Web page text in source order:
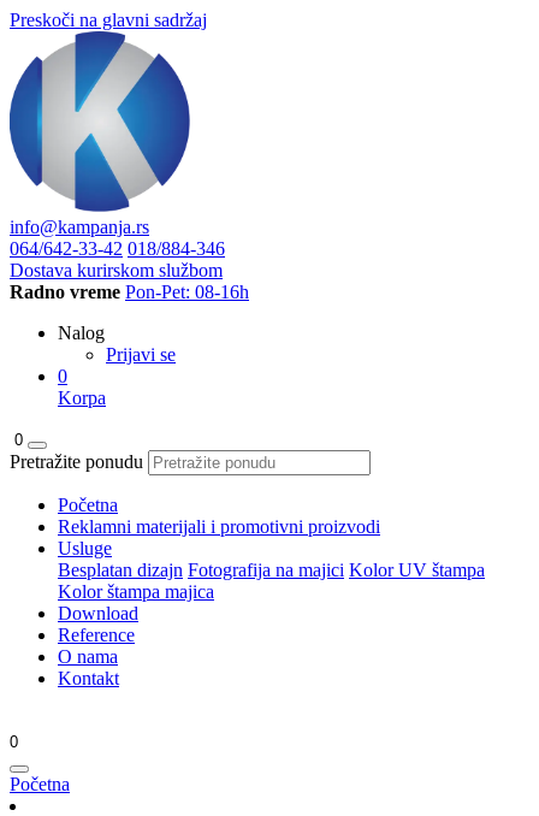
Preskoči na glavni sadržaj
info@kampanja.rs
064/642-33-42 018/884-346
Dostava kurirskom službom
Radno vreme Pon-Pet: 08-16h
Nalog
Prijavi se
0
Korpa
0
Pretražite ponudu
Početna
Reklamni materijali i promotivni proizvodi
Usluge
Besplatan dizajn Fotografija na majici Kolor UV štampa
Kolor štampa majica
Download
Reference
O nama
Kontakt
0
Početna